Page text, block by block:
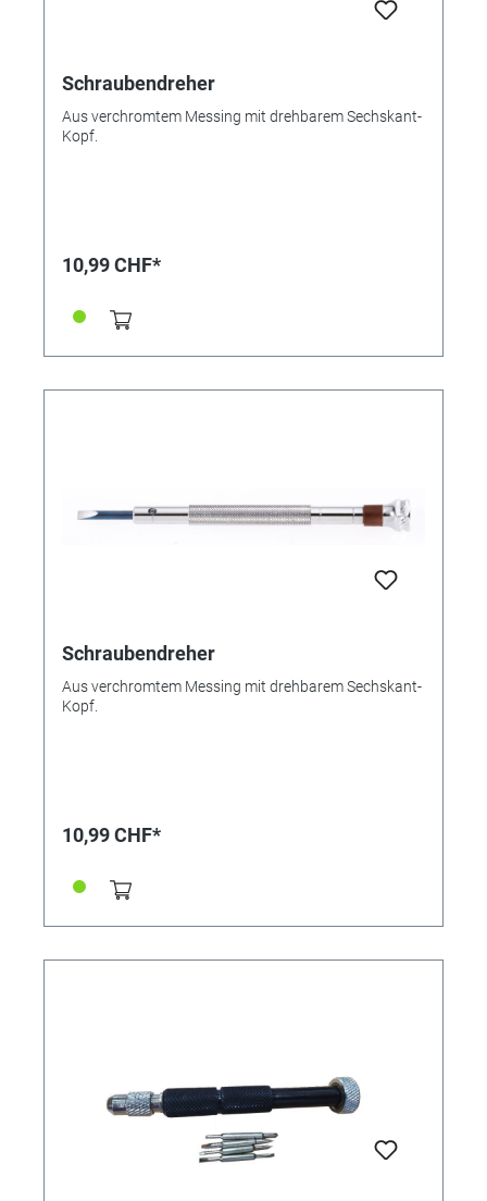
Schraubendreher
Aus verchromtem Messing mit drehbarem Sechskant-
Kopf.
10,99 CHF*
Schraubendreher
Aus verchromtem Messing mit drehbarem Sechskant-
Kopf.
10,99 CHF*